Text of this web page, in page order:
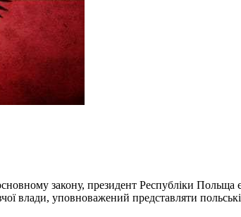
закону, президент Республіки
влади, уповноважений представляти